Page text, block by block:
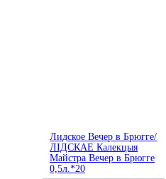
Лидское Вечер в Брюгге/
ЛІДСКАЕ Калекцыя
Майстра Вечер в Брюгге
0,5л.*20